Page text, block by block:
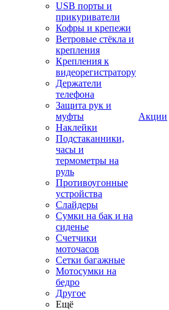
USB порты и
прикуриватели
Кофры и крепежи
Ветровые стёкла и
крепления
Крепления к
видеорегистратору
Держатели
телефона
Защита рук и
муфты
Наклейки
Подстаканники,
часы и
термометры на
руль
Противоугонные
устройства
Слайдеры
Сумки на бак и на
сиденье
Счетчики
моточасов
Сетки багажные
Мотосумки на
бедро
Другое
Ещё
Акции